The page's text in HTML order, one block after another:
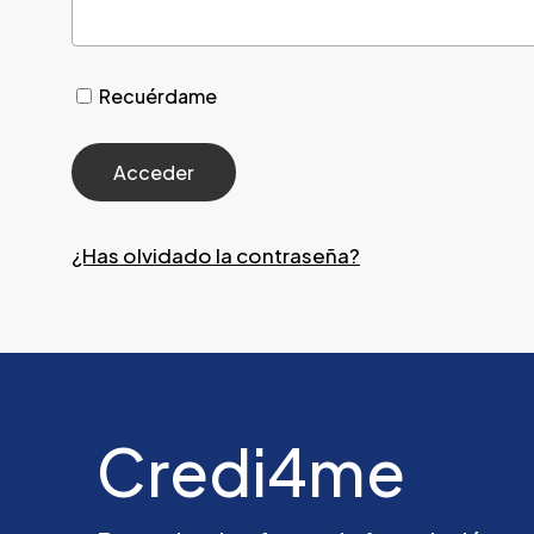
Recuérdame
¿Has olvidado la contraseña?
Credi4me